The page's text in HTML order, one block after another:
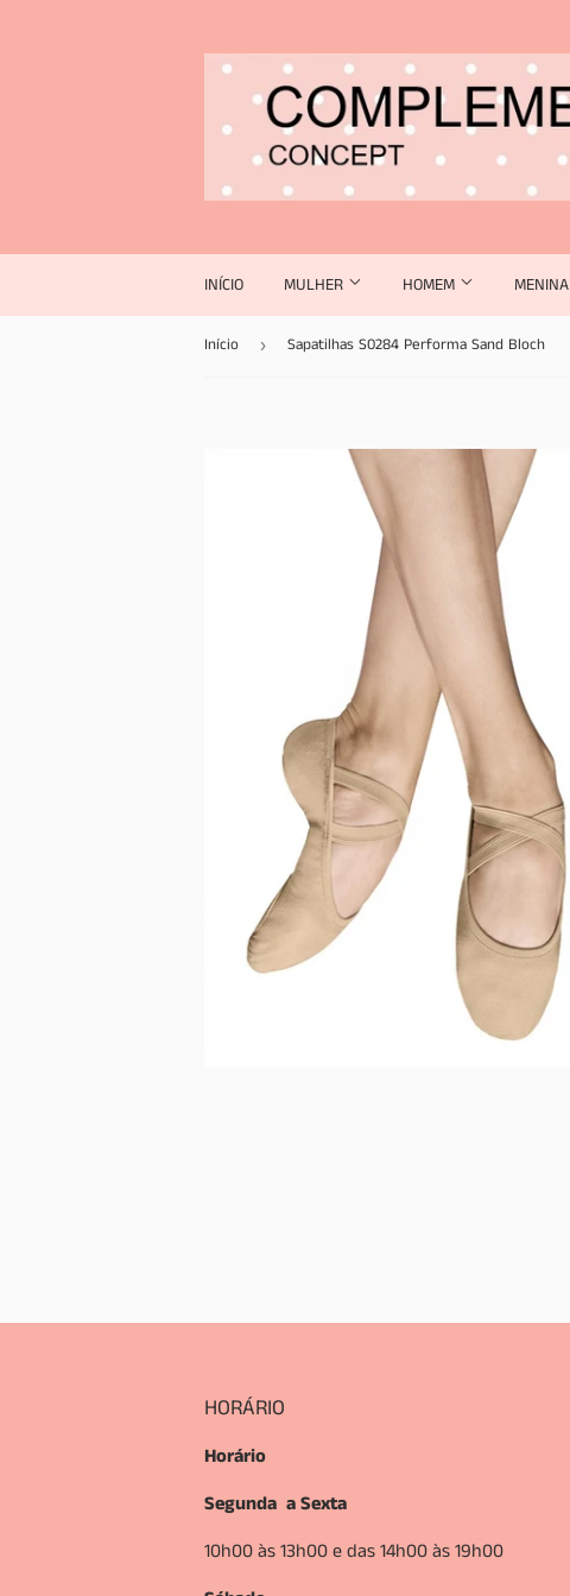
INÍCIO MULHER HOMEM MENINA
Início › Sapatilhas S0284 Performa Sand Bloch
HORÁRIO
Horário
Segunda a Sexta
10h00 às 13h00 e das 14h00 às 19h00